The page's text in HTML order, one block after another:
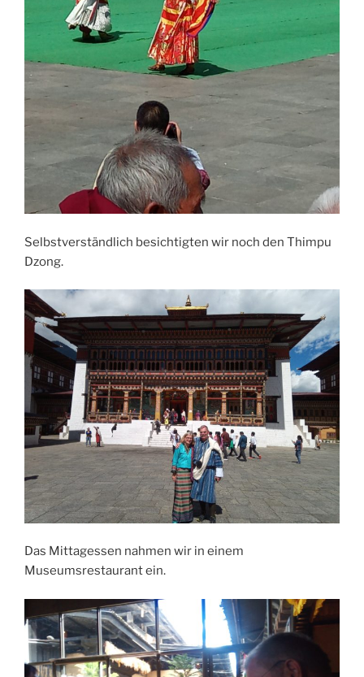
Selbstverständlich besichtigten wir noch den Thimpu
Dzong.
Das Mittagessen nahmen wir in einem
Museumsrestaurant ein.